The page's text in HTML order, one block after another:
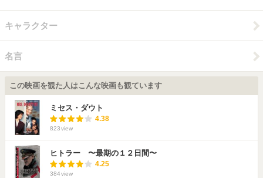
キャラクター
名言
この映画を観た人はこんな映画も観ています
ミセス・ダウト
4.38
823view
ヒトラー 〜最期の１２日間〜
4.25
384view